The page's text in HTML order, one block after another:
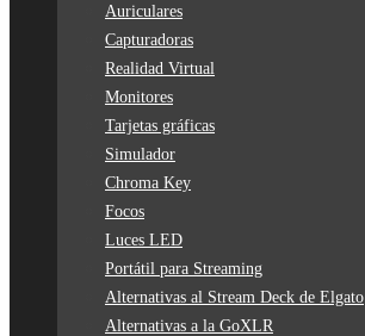
Auriculares
Capturadoras
Realidad Virtual
Monitores
Tarjetas gráficas
Simulador
Chroma Key
Focos
Luces LED
Portátil para Streaming
Alternativas al Stream Deck de Elgato
Alternativas a la GoXLR